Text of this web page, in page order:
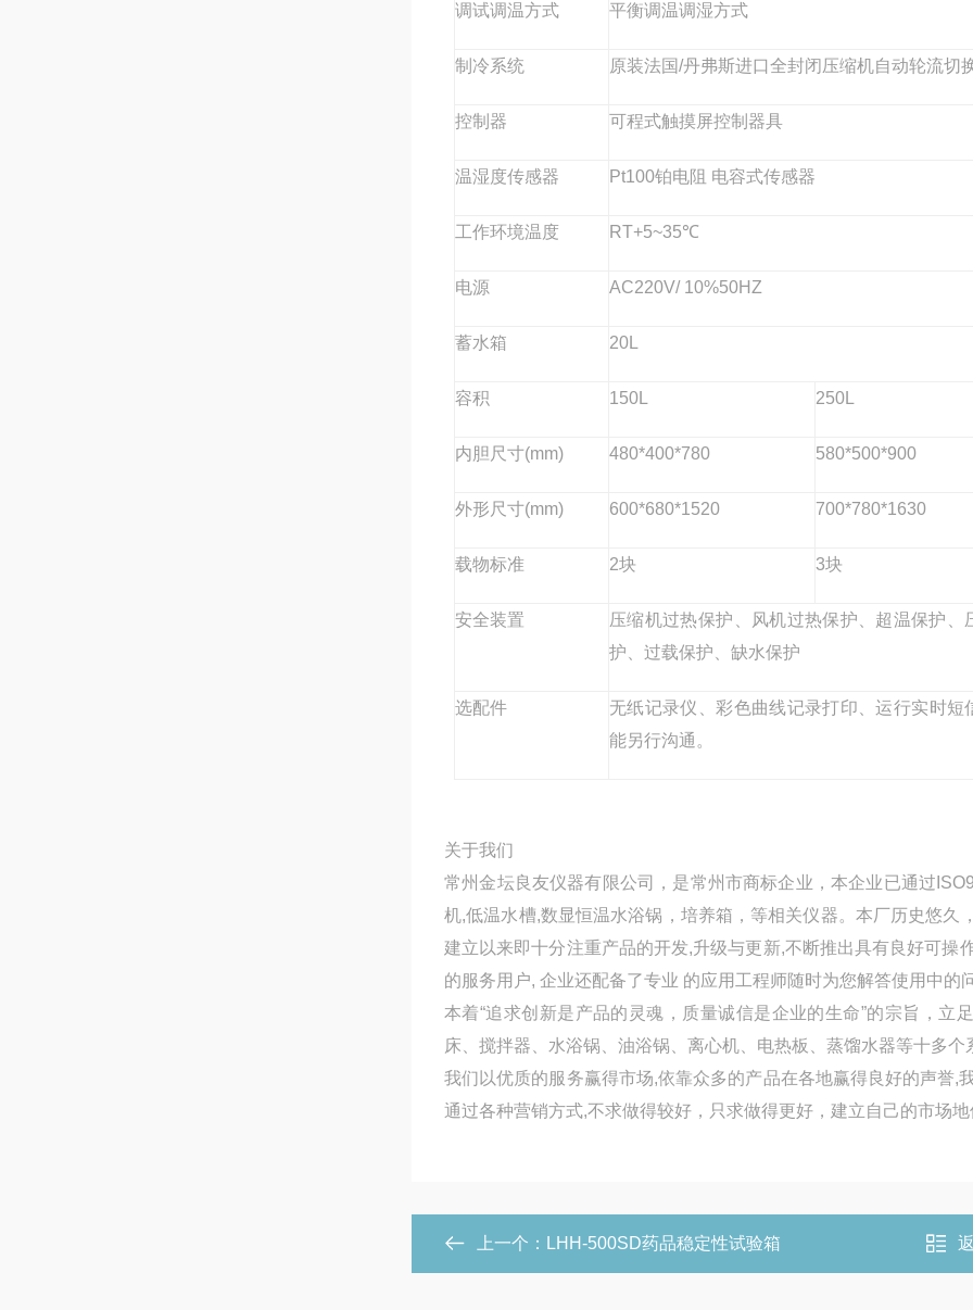
调试调温方式 平衡调温调湿方式
制冷系统 原装法国/丹弗斯进口全封闭压缩机自动轮流切
控制器 可程式触摸屏控制器具
温湿度传感器 Pt100铂电阻 电容式传感器
工作环境温度 RT+5~35℃
电源 AC220V/10%50HZ
蓄水箱 20L
容积 150L 250L
内胆尺寸(mm) 480*400*780 580*500*900
外形 尺寸(mm) 600*680*1520 700*780*1630
载物标准 2块 3块
安全装置
压缩机过热保护、风机过热保护、超温保护、
护、过载保护、缺水保护
选配件 无纸记录仪、彩色曲线记录打印、运行实时短
能另行沟通。
关于我们
常州金坛良友仪器有限公司，是常州市商标企业，本企业已通过
机,低温水槽,数显恒温水浴锅，培养箱，等相关仪器。本厂历史悠
建立以来即十分注重产品的开发,升级与更新,不断推出具有良好可
的服务用户, 企业还配备了专业 的应用工程师随时为您解答使用中的
本着“追求创新是产品的灵魂，质量诚信是企业的生命”的宗旨，
床、搅拌器、水浴锅、油浴锅、离心机、电热板、蒸馏水器等十多
我们以优质的服务赢得市场,依靠众多的产品在各地赢得良好的声誉
通过各种营销方式,不求做得较好，只求做得更好，建立自己的市场
上一个： LHH-500SD药品稳定性试验箱